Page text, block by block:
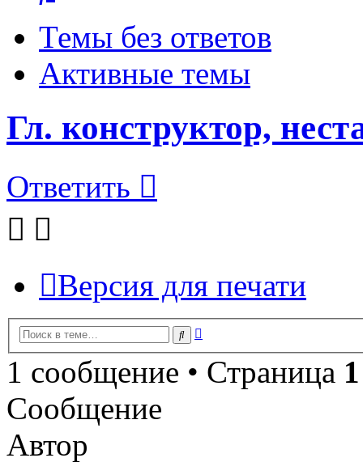
Темы без ответов
Активные темы
Гл. конструктор,
Ответить
Версия для печати
Поиск
1 сообщение • Страница 1
Сообщение
Автор